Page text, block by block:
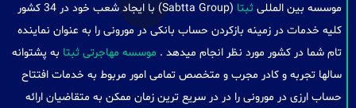
موسسه بین المللی ثبتا
(Sabtta Group) با ایجاد شعب خود در 34 کشور
کلیه خدمات در زمینه بازکردن حساب بانکی در مورونی را به عنوان نماینده
تام شما در کشور مورد نظر انجام میدهد . موسسه مهاجرتی ثبتا به پشتوانه
سالها تجربه و کادر مجرب و متخصص تمامی امور مربوط به خدمات افتتاح
حساب ارزی در مورونی را در در سریع ترین زمان ممکن به متقاضیان ارائه